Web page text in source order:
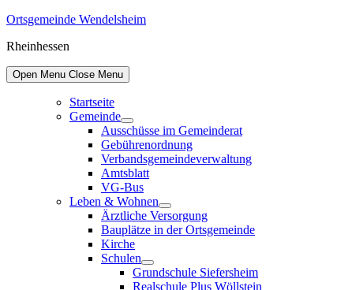
Skip
content
Ortsgemeinde Wendelsheim
Rheinhessen
Open Menu Close Menu
Startseite
Gemeinde
Show
sub
menu
Ausschüsse im Gemeinderat
Gebührenordnung
Verbandsgemeindeverwaltung
Amtsblatt
VG-Bus
Leben & Wohnen
Show
sub
menu
Ärztliche Versorgung
Bauplätze in der Ortsgemeinde
Kirche
Schulen
Show
sub
Grundschule Siefersheim
Realschule Plus Wöllstein